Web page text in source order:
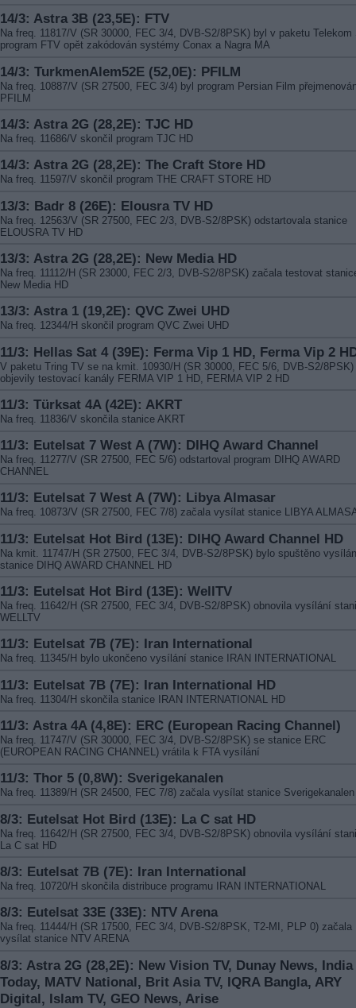
14/3: Astra 3B (23,5E): FTV
Na freq. 11817/V (SR 30000, FEC 3/4, DVB-S2/8PSK) byl v paketu Telekom
program FTV opět zakódován systémy Conax a Nagra MA
14/3: TurkmenAlem52E (52,0E): PFILM
Na freq. 10887/V (SR 27500, FEC 3/4) byl program Persian Film
PFILM
14/3: Astra 2G (28,2E): TJC HD
Na freq. 11686/V skončil program TJC HD
14/3: Astra 2G (28,2E): The Craft Store HD
Na freq. 11597/V skončil program THE CRAFT STORE HD
13/3: Badr 8 (26E): Elousra TV HD
Na freq. 12563/V (SR 27500, FEC 2/3, DVB-S2/8PSK) odstartovala stanice
ELOUSRA TV HD
13/3: Astra 2G (28,2E): New Media HD
Na freq. 11112/H (SR 23000, FEC 2/3, DVB-S2/8PSK) začala testovat
New Media HD
13/3: Astra 1 (19,2E): QVC Zwei UHD
Na freq. 12344/H skončil program QVC Zwei UHD
11/3: Hellas Sat 4 (39E): Ferma Vip 1 HD, Ferma Vip 2
V paketu Tring TV se na kmit. 10930/H (SR 30000, FEC 5/6, DVB-S2/8PSK)
objevily testovací kanály FERMA VIP 1 HD, FERMA VIP 2 HD
11/3: Türksat 4A (42E): AKRT
Na freq. 11836/V skončila stanice AKRT
11/3: Eutelsat 7 West A (7W): DIHQ Award Channel
Na freq. 11277/V (SR 27500, FEC 5/6) odstartoval program DIHQ AWARD
CHANNEL
11/3: Eutelsat 7 West A (7W): Libya Almasar
Na freq. 10873/V (SR 27500, FEC 7/8) začala vysílat stanice LIBYA
11/3: Eutelsat Hot Bird (13E): DIHQ Award Channel HD
Na kmit. 11747/H (SR 27500, FEC 3/4, DVB-S2/8PSK) bylo spuštěno
stanice DIHQ AWARD CHANNEL HD
11/3: Eutelsat Hot Bird (13E): WellTV
Na freq. 11642/H (SR 27500, FEC 3/4, DVB-S2/8PSK) obnovila vysílání
WELLTV
11/3: Eutelsat 7B (7E): Iran International
Na freq. 11345/H bylo ukončeno vysílání stanice IRAN INTERNATIONAL
11/3: Eutelsat 7B (7E): Iran International HD
Na freq. 11304/H skončila stanice IRAN INTERNATIONAL HD
11/3: Astra 4A (4,8E): ERC (European Racing Channel)
Na freq. 11747/V (SR 30000, FEC 3/4, DVB-S2/8PSK) se stanice ERC
(EUROPEAN RACING CHANNEL) vrátila k FTA vysílání
11/3: Thor 5 (0,8W): Sverigekanalen
Na freq. 11389/H (SR 24500, FEC 7/8) začala vysílat stanice Sverigekanalen
8/3: Eutelsat Hot Bird (13E): La C sat HD
Na freq. 11642/H (SR 27500, FEC 3/4, DVB-S2/8PSK) obnovila vysílání
La C sat HD
8/3: Eutelsat 7B (7E): Iran International
Na freq. 10720/H skončila distribuce programu IRAN INTERNATIONAL
8/3: Eutelsat 33E (33E): NTV Arena
Na freq. 11444/H (SR 17500, FEC 3/4, DVB-S2/8PSK, T2-MI, PLP 0) začala
vysílat stanice NTV ARENA
8/3: Astra 2G (28,2E): New Vision TV, Dunay News, India
Today, MATV National, Brit Asia TV, IQRA Bangla, ARY
Digital, Islam TV, GEO News, Arise